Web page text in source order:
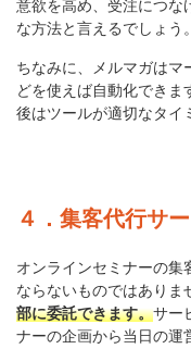
意欲を高め、受注につな
な方法と言えるでしょう。
ちなみに、メルマガはマ
どを使えば自動化できま
後はツールが適切なタイ
４．集客代行サ
オンラインセミナーの集
ならないものではありま
部に委託できます。サー
ナーの企画から当日の運